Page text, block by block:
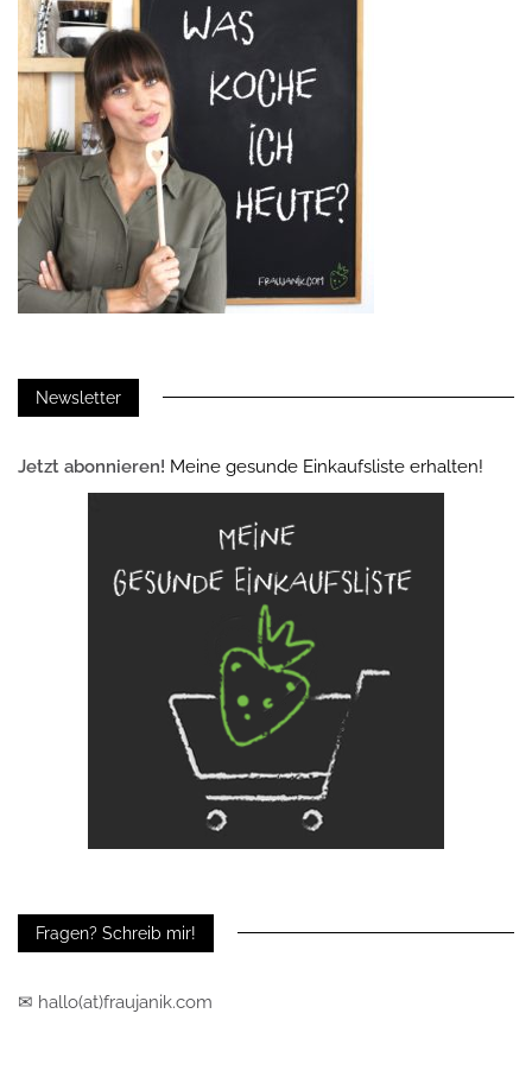
Newsletter
Jetzt abonnieren! Meine gesunde Einkaufsliste erhalten!
Fragen? Schreib mir!
✉ hallo(at)fraujanik.com